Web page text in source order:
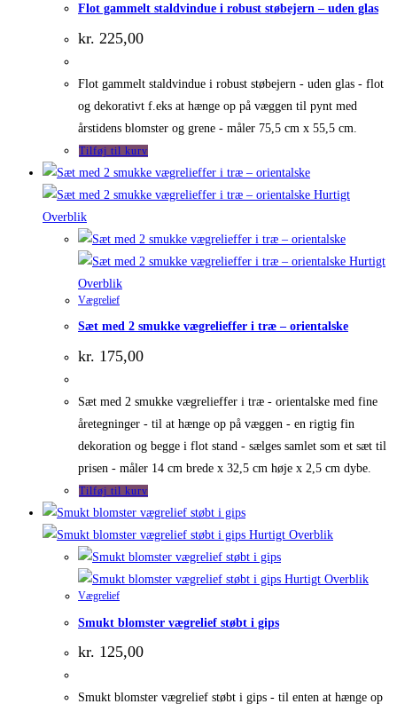
Flot gammelt staldvindue i robust støbejern – uden glas
kr. 225,00
Flot gammelt staldvindue i robust støbejern - uden glas - flot
og dekorativt f.eks at hænge op på væggen til pynt med
årstidens blomster og grene - måler 75,5 cm x 55,5 cm.
Tilføj til kurv
Hurtigt
Overblik
Hurtigt
Overblik
Vægrelief
Sæt med 2 smukke vægrelieffer i træ – orientalske
kr. 175,00
Sæt med 2 smukke vægrelieffer i træ - orientalske med fine
åretegninger - til at hænge op på væggen - en rigtig fin
dekoration og begge i flot stand - sælges samlet som et sæt til
prisen - måler 14 cm brede x 32,5 cm høje x 2,5 cm dybe.
Tilføj til kurv
Hurtigt Overblik
Hurtigt Overblik
Vægrelief
Smukt blomster vægrelief støbt i gips
kr. 125,00
Smukt blomster vægrelief støbt i gips - til enten at hænge op